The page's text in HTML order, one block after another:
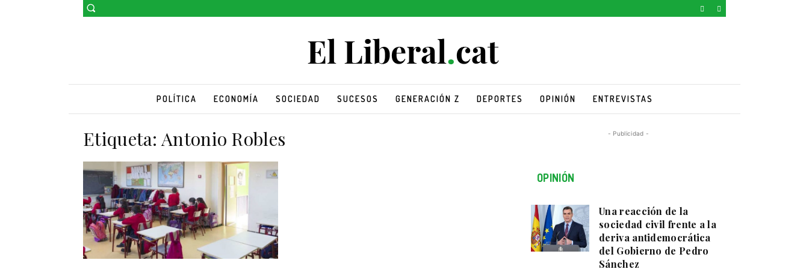
POLÍTICA ECONOMÍA SOCIEDAD SUCESOS GENERACIÓN Z DEPORTES OPINIÓN ENTREVISTAS
Etiqueta: Antonio Robles - Publicidad -
OPINIÓN
Una reacción de la
sociedad civil frente a la
deriva antidemocrática
del Gobierno de Pedro
Sánchez